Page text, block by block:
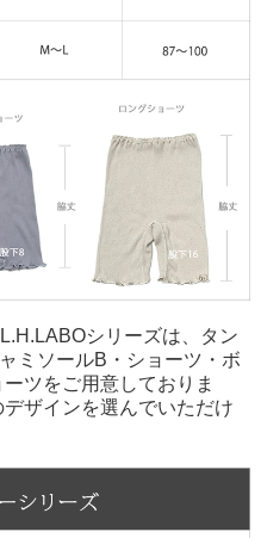
シリーズは、タン
ミソールB・ショーツ・ボ
ツをご用意しておりま
ザインを選んでいただけ